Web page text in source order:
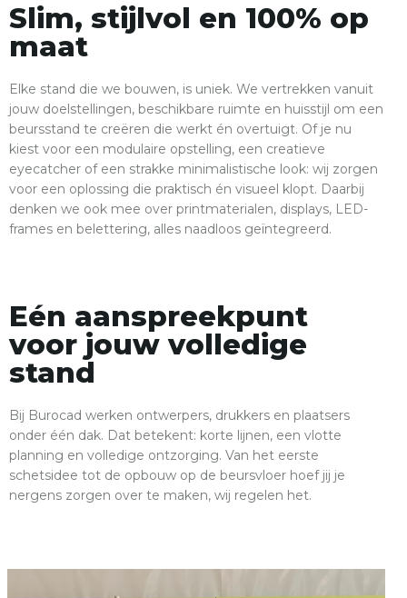
Slim, stijlvol en 100% op
maat
Elke stand die we bouwen, is uniek. We vertrekken vanuit
jouw doelstellingen, beschikbare ruimte en huisstijl om een
beursstand te creëren die werkt én overtuigt. Of je nu
kiest voor een modulaire opstelling, een creatieve
eyecatcher of een strakke minimalistische look: wij zorgen
voor een oplossing die praktisch én visueel klopt. Daarbij
denken we ook mee over printmaterialen, displays, LED-
frames en belettering, alles naadloos geïntegreerd.
Eén aanspreekpunt
voor jouw volledige
stand
Bij Burocad werken ontwerpers, drukkers en plaatsers
onder één dak. Dat betekent: korte lijnen, een vlotte
planning en volledige ontzorging. Van het eerste
schetsidee tot de opbouw op de beursvloer hoef jij je
nergens zorgen over te maken, wij regelen het.